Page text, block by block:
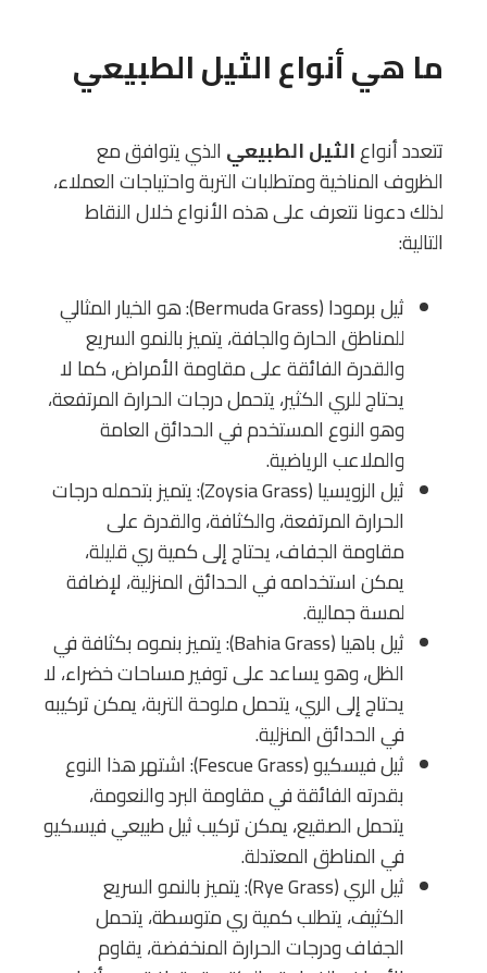
ما هي أنواع الثيل الطبيعي
تتعدد أنواعالثيل الطبيعي الذي يتوافق مع
الظروف المناخية ومتطلبات التربة واحتياجات العملاء،
لذلك دعونا نتعرف على هذه الأنواع خلال النقاط
التالية:
ثيل برمودا (Bermuda Grass): هو الخيار المثالي
للمناطق الحارة والجافة، يتميز بالنمو السريع
والقدرة الفائقة على مقاومة الأمراض، كما لا
يحتاج للري الكثير، يتحمل درجات الحرارة المرتفعة،
وهو النوع المستخدم في الحدائق العامة
والملاعب الرياضية.
ثيل الزويسيا (Zoysia Grass): يتميز بتحمله درجات
الحرارة المرتفعة، والكثافة، والقدرة على
مقاومة الجفاف، يحتاج إلى كمية ري قليلة،
يمكن استخدامه في الحدائق المنزلية، لإضافة
لمسة جمالية.
ثيل باهيا (Bahia Grass): يتميز بنموه بكثافة في
الظل، وهو يساعد على توفير مساحات خضراء، لا
يحتاج إلى الري، يتحمل ملوحة التربة، يمكن تركيبه
في الحدائق المنزلية.
ثيل فيسكيو (Fescue Grass): اشتهر هذا النوع
بقدرته الفائقة في مقاومة البرد والنعومة،
يتحمل الصقيع، يمكن تركيب ثيل طبيعي فيسكيو
في المناطق المعتدلة.
ثيل الري (Rye Grass): يتميز بالنمو السريع
الكثيف، يتطلب كمية ري متوسطة، يتحمل
الجفاف ودرجات الحرارة المنخفضة، يقاوم